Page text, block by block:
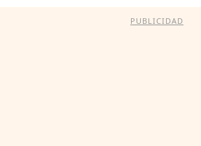
PUBLICIDAD